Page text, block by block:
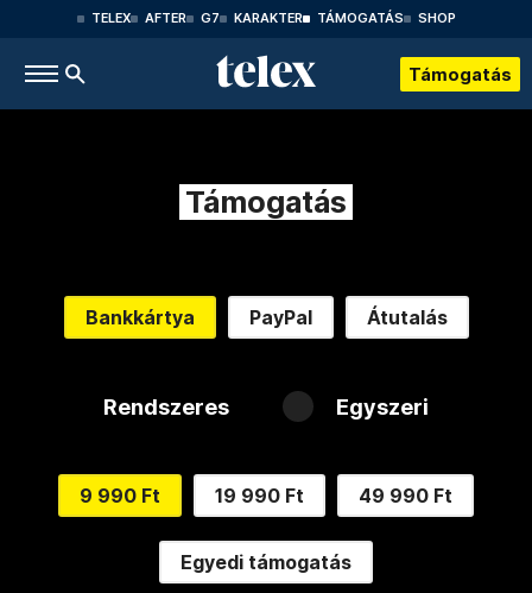
TELEX AFTER G7 KARAKTER TÁMOGATÁS SHOP
Támogatás
Támogatás
Bankkártya PayPal Átutalás
Rendszeres Egyszeri
9 990 Ft 19 990 Ft 49 990 Ft
Egyedi támogatás